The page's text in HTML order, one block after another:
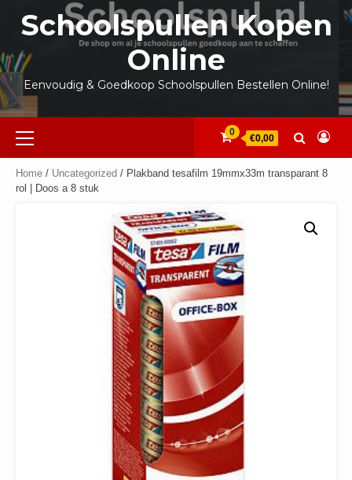
inhoud
Schoolspullen Kopen
Online
Eenvoudig & Goedkoop Schoolspullen Bestellen Online!
Primair
menu
0
€0,00
Home / Uncategorized / Plakband tesafilm 19mmx33m transparant 8
rol | Doos a 8 stuk